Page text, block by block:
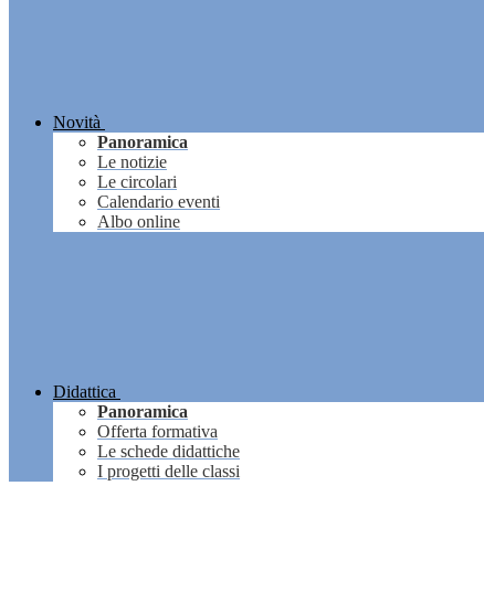
Novità
Panoramica
Le notizie
Le circolari
Calendario eventi
Albo online
Didattica
Panoramica
Offerta formativa
Le schede didattiche
I progetti delle classi